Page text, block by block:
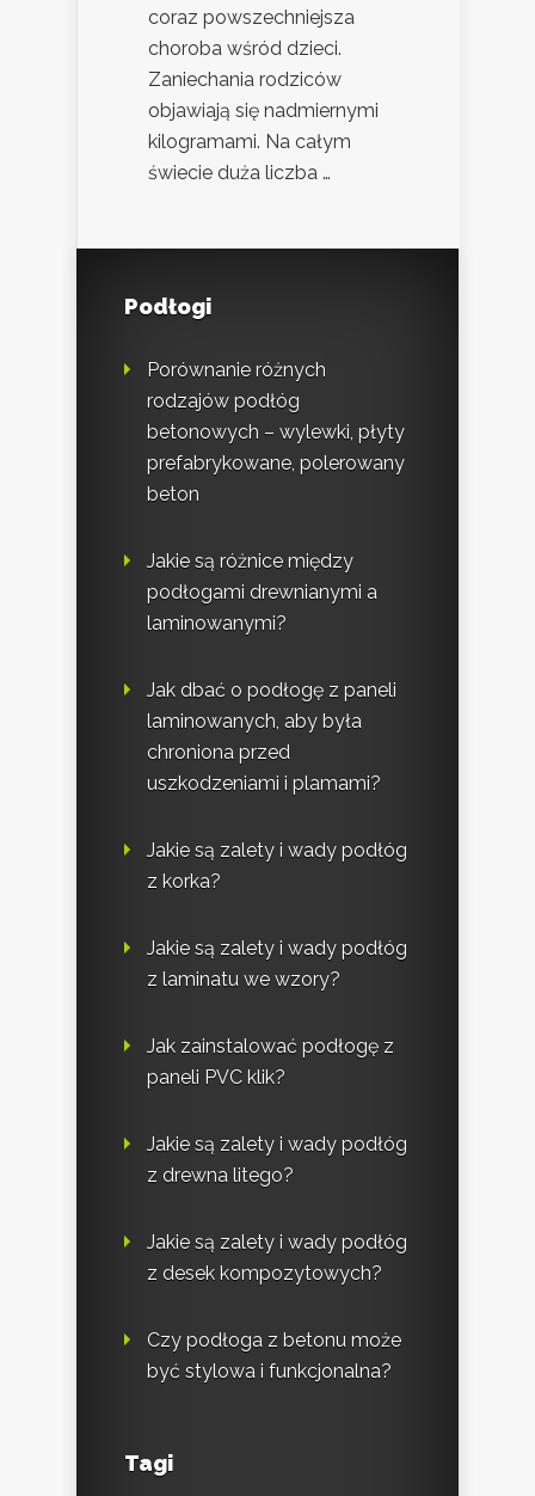
coraz powszechniejsza
choroba wśród dzieci.
Zaniechania rodziców
objawiają się nadmiernymi
kilogramami. Na całym
świecie duża liczba …
Podłogi
Porównanie różnych
rodzajów podłóg
betonowych – wylewki, płyty
prefabrykowane, polerowany
beton
Jakie są różnice między
podłogami drewnianymi a
laminowanymi?
Jak dbać o podłogę z paneli
laminowanych, aby była
chroniona przed
uszkodzeniami i plamami?
Jakie są zalety i wady podłóg
z korka?
Jakie są zalety i wady podłóg
z laminatu we wzory?
Jak zainstalować podłogę z
paneli PVC klik?
Jakie są zalety i wady podłóg
z drewna litego?
Jakie są zalety i wady podłóg
z desek kompozytowych?
Czy podłoga z betonu może
być stylowa i funkcjonalna?
Tagi